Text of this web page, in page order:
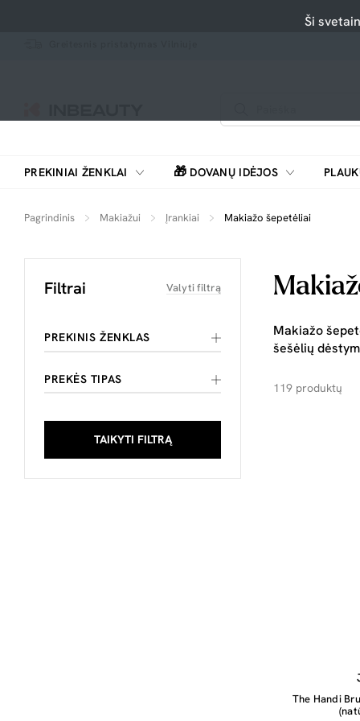
PREKINIAI ŽENKLAI 🎁 DOVANŲ IDĖJOS
Pagrindinis Makiažui Įrankiai Makiažo šepetėliai
Filtrai Valyti filtrą
PREKINIS ŽENKLAS
PREKĖS TIPAS
TAIKYTI FILTRĄ
Makiažo
šešėlių
119 produktų
The Handi
Ši